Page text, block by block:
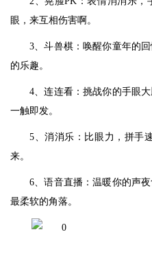
眼，来互相伤害啊。
3、斗兽棋：唤醒你童年的
的乐趣。
4、连连看：挑战你的手眼
一触即发。
5、消消乐：比眼力，拼手
来。
6、语音直播：温暖你的声
最柔软的角落。